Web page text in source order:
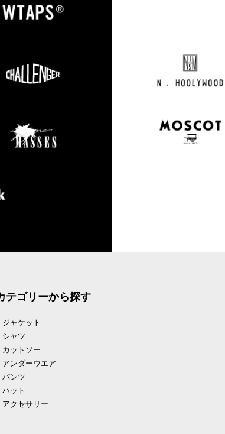
テゴリーから探す
ジャケット
シャツ
カットソー
アンダーウエア
パンツ
ハット
アクセサリー